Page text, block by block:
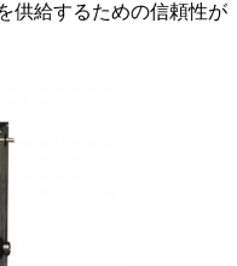
供給するための信頼性が